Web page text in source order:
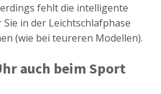
fehlt die intelligente
in der Leichtschlafphase
(wie bei teureren Modellen).
auch beim Sport